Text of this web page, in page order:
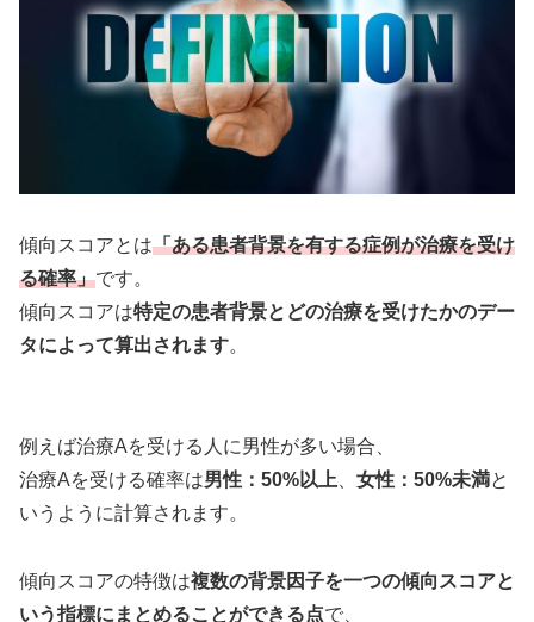
傾向スコアとは「ある患者背景を有する症例が治療を受け
る確率」です。
傾向スコアは特定の患者背景とどの治療を受けたかのデー
タによって算出されます。
例えば治療Aを受ける人に男性が多い場合、
治療Aを受ける確率は男性：50%以上 女性：50%未満と
いうように計算されます。
傾向スコアの特徴は複数の背景因子を一つの傾向スコアと
いう指標にまとめることができる点で、